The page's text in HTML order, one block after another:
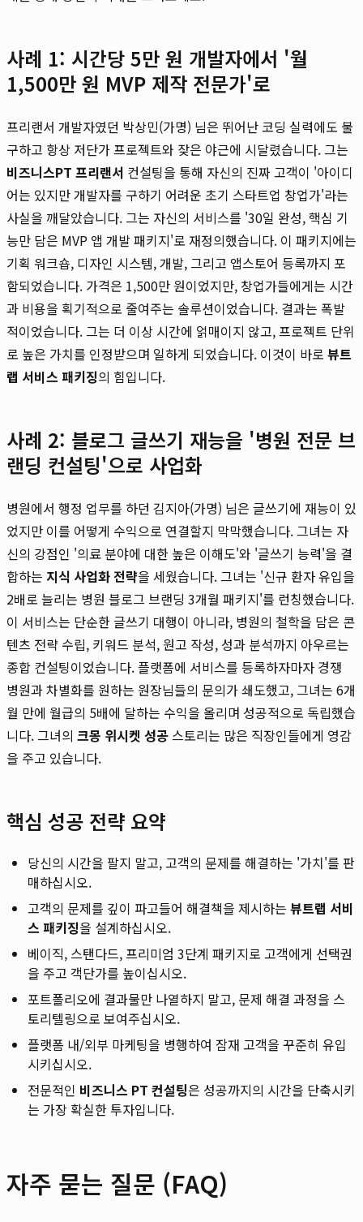
사례 1: 시간당 5만 원 개발자에서 '월
1,500만 원 MVP 제작 전문가'로
프리랜서 개발자였던 박상민(가명) 님은 뛰어난 코딩 실력에도 불
구하고 항상 저단가 프로젝트와 잦은 야근에 시달렸습니다. 그는
비즈니스PT 프리랜서 컨설팅을 통해 자신의 진짜 고객이 '아이디
어는 있지만 개발자를 구하기 어려운 초기 스타트업 창업가'라는
사실을 깨달았습니다. 그는 자신의 서비스를 '30일 완성, 핵심 기
능만 담은 MVP 앱 개발 패키지'로 재정의했습니다. 이 패키지에는
기획 워크숍, 디자인 시스템, 개발, 그리고 앱스토어 등록까지 포
함되었습니다. 가격은 1,500만 원이었지만, 창업가들에게는 시간
과 비용을 획기적으로 줄여주는 솔루션이었습니다. 결과는 폭발
적이었습니다. 그는 더 이상 시간에 얽매이지 않고, 프로젝트 단위
로 높은 가치를 인정받으며 일하게 되었습니다. 이것이 바로 뷰트
랩 서비스 패키징의 힘입니다.
사례 2: 블로그 글쓰기 재능을 '병원 전문 브
랜딩 컨설팅'으로 사업화
병원에서 행정 업무를 하던 김지아(가명) 님은 글쓰기에 재능이 있
었지만 이를 어떻게 수익으로 연결할지 막막했습니다. 그녀는 자
신의 강점인 '의료 분야에 대한 높은 이해도'와 '글쓰기 능력'을 결
합하는 지식 사업화 전략을 세웠습니다. 그녀는 '신규 환자 유입을
2배로 늘리는 병원 블로그 브랜딩 3개월 패키지'를 런칭했습니다.
이 서비스는 단순한 글쓰기 대행이 아니라, 병원의 철학을 담은 콘
텐츠 전략 수립, 키워드 분석, 원고 작성, 성과 분석까지 아우르는
종합 컨설팅이었습니다. 플랫폼에 서비스를 등록하자마자 경쟁
병원과 차별화를 원하는 원장님들의 문의가 쇄도했고, 그녀는 6개
월 만에 월급의 5배에 달하는 수익을 올리며 성공적으로 독립했습
니다. 그녀의 크몽 위시켓 성공스토리는 많은 직장인들에게 영감
을 주고 있습니다.
핵심 성공 전략 요약
당신의 시간을 팔지 말고, 고객의 문제를 해결하는 '가치'를 판
매하십시오.
고객의 문제를 깊이 파고들어 해결책을 제시하는 뷰트랩 서비
스 패키징을 설계하십시오.
베이직, 스탠다드, 프리미엄 3단계 패키지로 고객에게 선택권
을 주고 객단가를 높이십시오.
포트폴리오에 결과물만 나열하지 말고, 문제 해결 과정을 스
토리텔링으로 보여주십시오.
플랫폼 내/외부 마케팅을 병행하여 잠재 고객을 꾸준히 유입
시키십시오.
전문적인 비즈니스 PT 컨설팅은 성공까지의 시간을 단축시키
는 가장 확실한 투자입니다.
자주 묻는 질문 (FAQ)